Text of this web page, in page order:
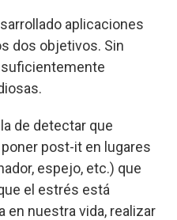
aplicaciones
dos objetivos. Sin
de detectar que
post-it en lugares
espejo, etc.) que
el estrés está
nuestra vida, realizar